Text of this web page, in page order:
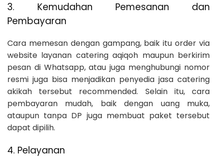
3. Kemudahan Pemesanan dan
Pembayaran
Cara memesan dengan gampang, baik itu order via
website layanan catering aqiqoh maupun berkirim
pesan di Whatsapp, atau juga menghubungi nomor
resmi juga bisa menjadikan penyedia jasa catering
akikah tersebut recommended. Selain itu, cara
pembayaran mudah, baik dengan uang muka,
ataupun tanpa DP juga membuat paket tersebut
dapat dipilih.
4. Pelayanan